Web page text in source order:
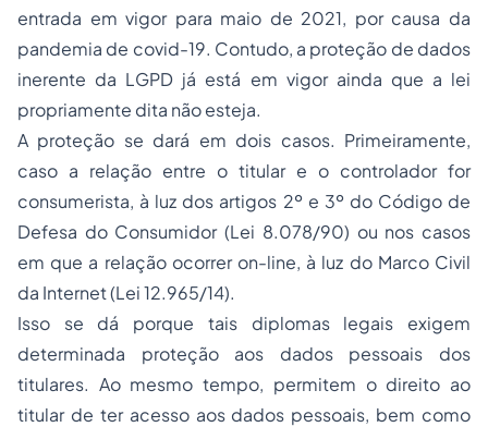
entrada em vigor para maio de 2021, por causa da
pandemia de covid-19. Contudo, a proteção de dados
inerente da LGPD já está em vigor ainda que a lei
propriamente dita não esteja.
A proteção se dará em dois casos. Primeiramente,
caso a relação entre o titular e o controlador for
consumerista, à luz dos artigos 2º e 3º do Código de
Defesa do Consumidor (Lei 8.078/90) ou nos casos
em que a relação ocorrer on-line, à luz do Marco Civil
da Internet (Lei 12.965/14).
Isso se dá porque tais diplomas legais exigem
determinada proteção aos dados pessoais dos
titulares. Ao mesmo tempo, permitem o direito ao
titular de ter acesso aos dados pessoais, bem como